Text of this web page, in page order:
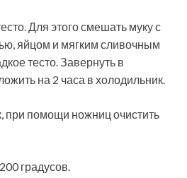
Для этого смешать муку с
яйцом и мягким сливочным
тесто. Завернуть в
на 2 часа в холодильник.
помощи ножниц очистить
градусов.